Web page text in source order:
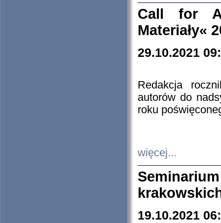
Call for
Materiały«
29.10.2021
Redakcja
autorów do
roku
więcej...
19.10.2021